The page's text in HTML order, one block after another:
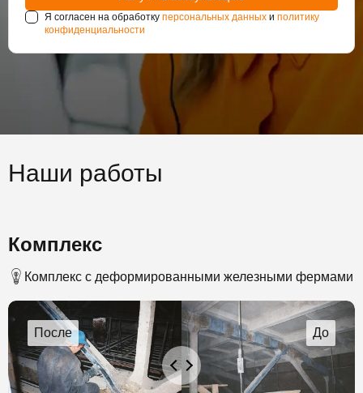
Я согласен на обработку персональных данных и политику
конфиденциальности
Наши работы
Комплекс
Комплекс с деформированными железными фермами